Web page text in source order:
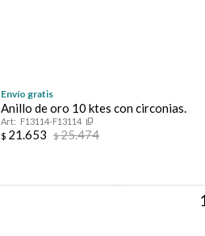
Envío gratis
Anillo de oro 10 ktes con circonias.
F13114-F13114
$ 21.653 $25.474